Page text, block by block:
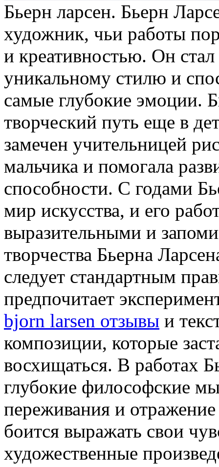
Бьерн ларсен. Бьерн
художник, чьи работы
и креативностью. Он стал
уникальному стилю и
самые глубокие эмоции.
творческий путь еще в
замечен учительницей
мальчика и помогала
способности. С годами
мир искусства, и его
выразительными и
творчества Бьерна
следует стандартным
предпочитает
bjorn larsen отзывы и
композиции, которые
восхищаться. В работах
глубокие философские
переживания и
боится выражать свои
художественные